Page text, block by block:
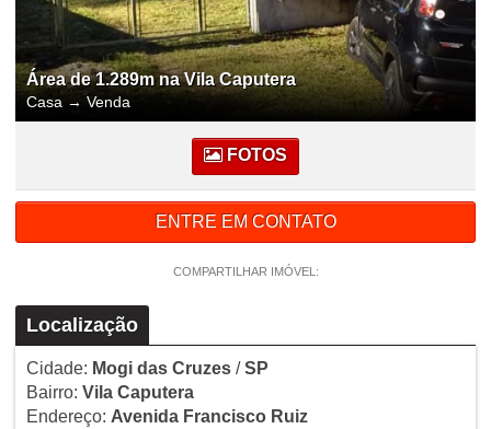
Área de 1.289m na Vila Caputera
Casa → Venda
FOTOS
ENTRE EM CONTATO
COMPARTILHAR IMÓVEL:
Localização
Cidade: Mogi das Cruzes/SP
Bairro: Vila Caputera
Endereço: Avenida Francisco Ruiz